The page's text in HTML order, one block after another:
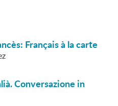
Français à la carte
Conversazione in